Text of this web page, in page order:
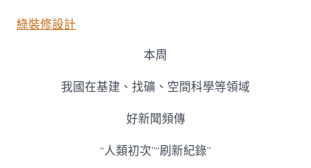
錄！
綠裝修設計
本周
我國在基建、找礦、空間科學等領域
好新聞頻傳
“人類初次”“刷新紀錄”